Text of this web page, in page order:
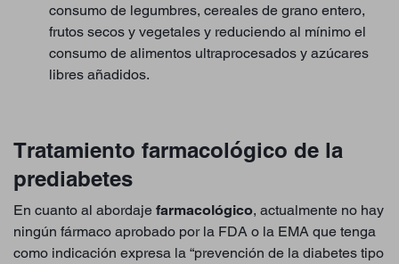
consumo de legumbres, cereales de grano entero,
frutos secos y vegetales y reduciendo al mínimo el
consumo de alimentos ultraprocesados y azúcares
libres añadidos.
Tratamiento farmacológico de la
prediabetes
En cuanto al abordaje farmacológico, actualmente no hay
ningún fármaco aprobado por la FDA o la EMA que tenga
como indicación expresa la “prevención de la diabetes tipo